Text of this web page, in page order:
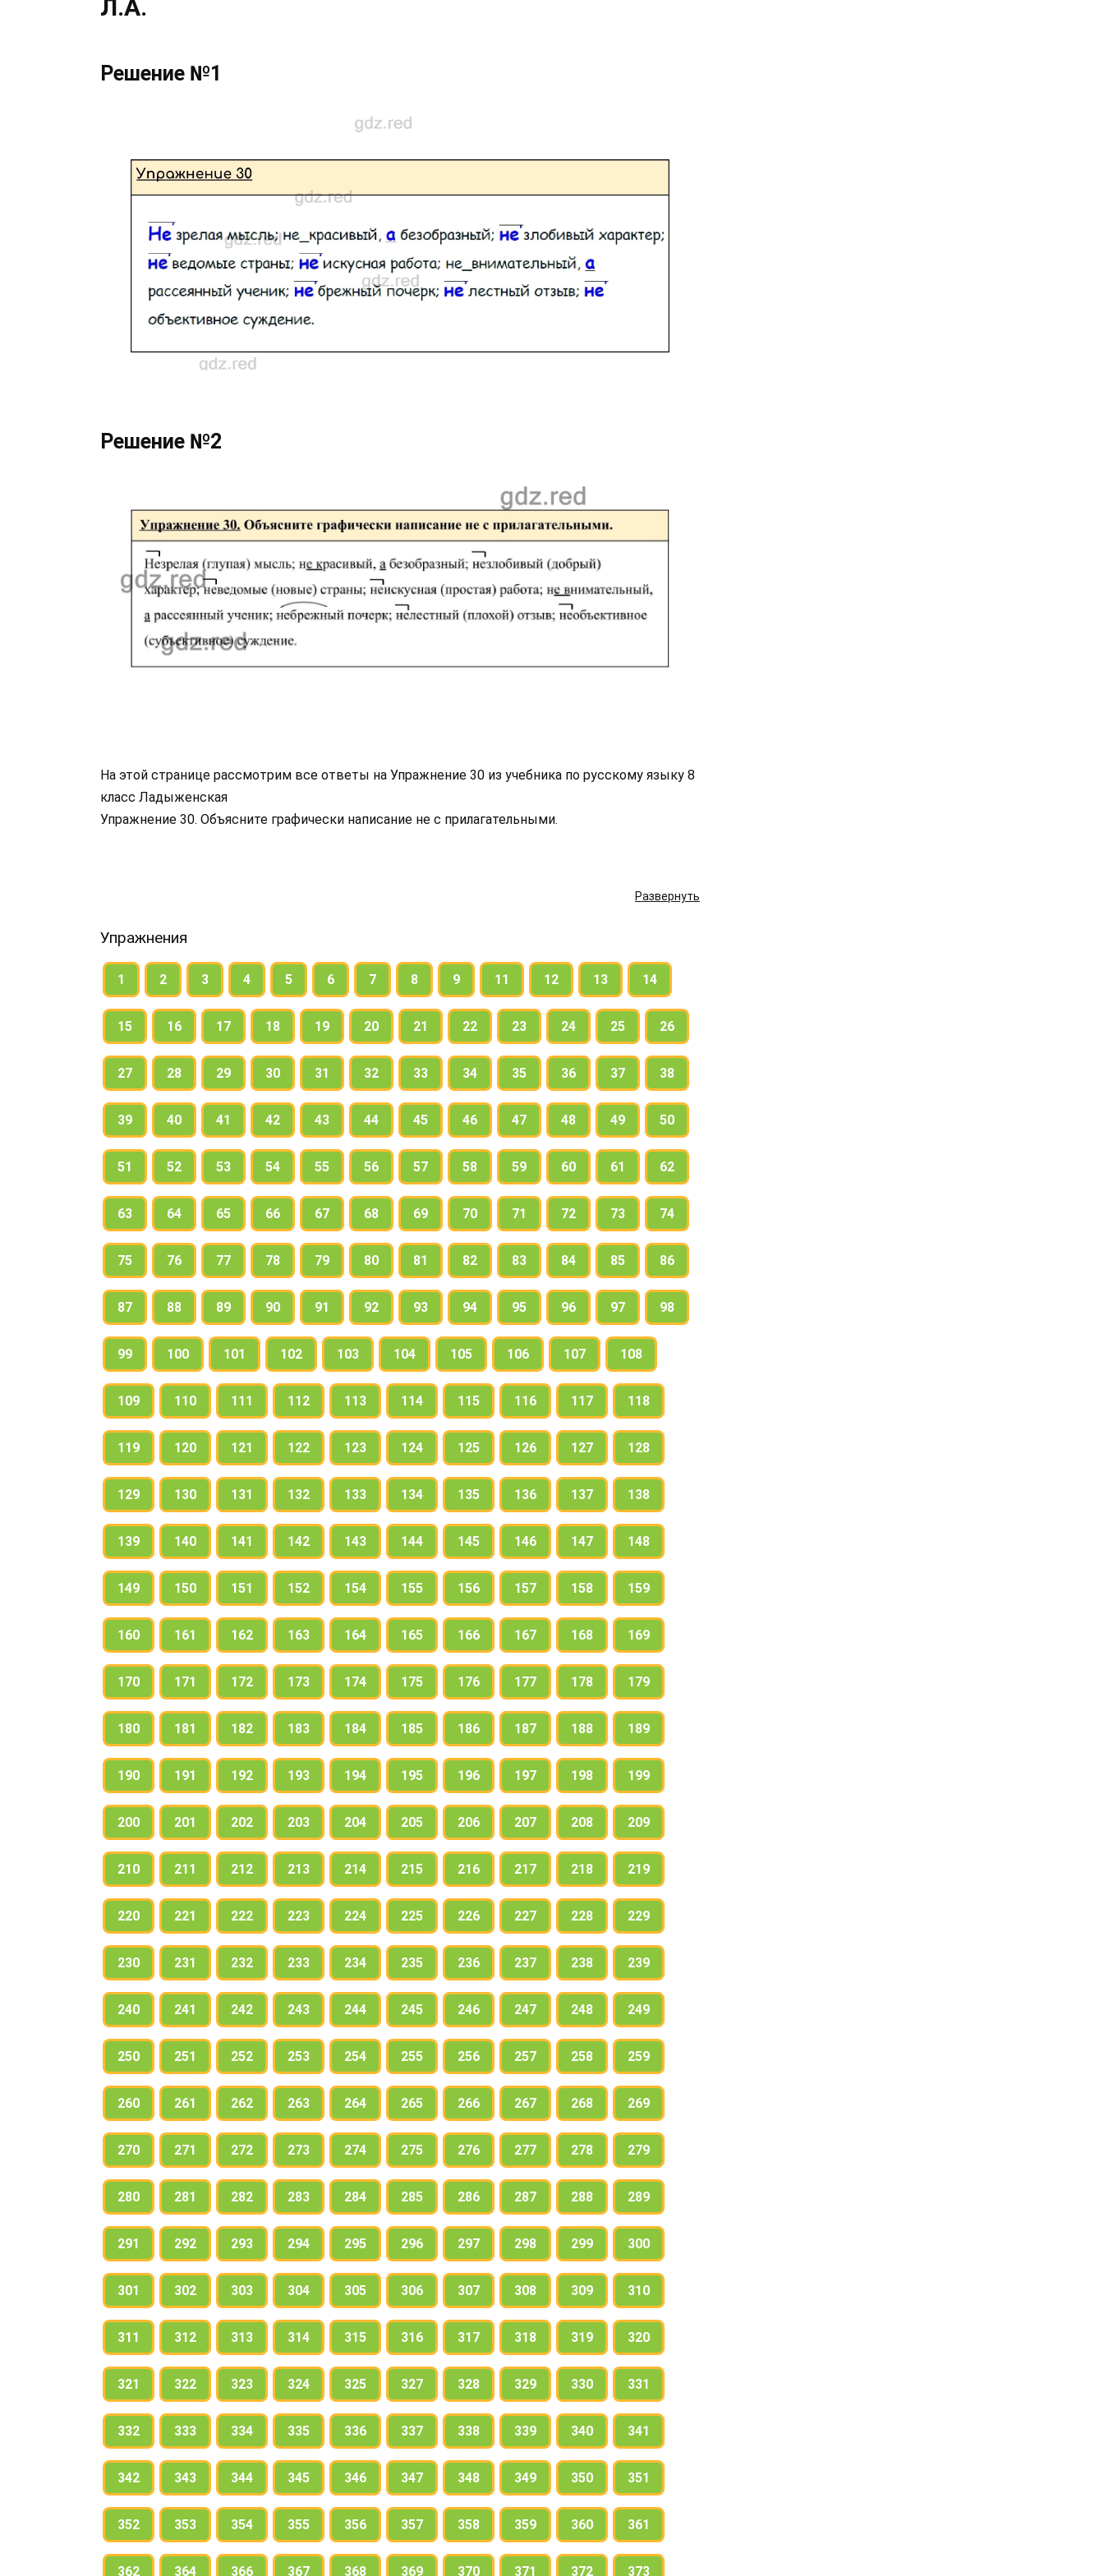
Л.А.
Решение №1
Решение №2
Развернуть
На этой странице рассмотрим все ответы на Упражнение 30 из учебника по русскому языку 8
класс Ладыженская
Упражнение 30. Объясните графически написание не с прилагательными.
Упражнения
1 2 3 4 5 6 7 8 9 11 12 13 14
15 16 17 18 19 20 21 22 23 24 25 26
27 28 29 30 31 32 33 34 35 36 37 38
39 40 41 42 43 44 45 46 47 48 49 50
51 52 53 54 55 56 57 58 59 60 61 62
63 64 65 66 67 68 69 70 71 72 73 74
75 76 77 78 79 80 81 82 83 84 85 86
87 88 89 90 91 92 93 94 95 96 97 98
99 100 101 102 103 104 105 106 107 108
109 110 111 112 113 114 115 116 117 118
119 120 121 122 123 124 125 126 127 128
129 130 131 132 133 134 135 136 137 138
139 140 141 142 143 144 145 146 147 148
149 150 151 152 154 155 156 157 158 159
160 161 162 163 164 165 166 167 168 169
170 171 172 173 174 175 176 177 178 179
180 181 182 183 184 185 186 187 188 189
190 191 192 193 194 195 196 197 198 199
200 201 202 203 204 205 206 207 208 209
210 211 212 213 214 215 216 217 218 219
220 221 222 223 224 225 226 227 228 229
230 231 232 233 234 235 236 237 238 239
240 241 242 243 244 245 246 247 248 249
250 251 252 253 254 255 256 257 258 259
260 261 262 263 264 265 266 267 268 269
270 271 272 273 274 275 276 277 278 279
280 281 282 283 284 285 286 287 288 289
291 292 293 294 295 296 297 298 299 300
301 302 303 304 305 306 307 308 309 310
311 312 313 314 315 316 317 318 319 320
321 322 323 324 325 327 328 329 330 331
332 333 334 335 336 337 338 339 340 341
342 343 344 345 346 347 348 349 350 351
352 353 354 355 356 357 358 359 360 361
362 364 366 367 368 369 370 371 372 373